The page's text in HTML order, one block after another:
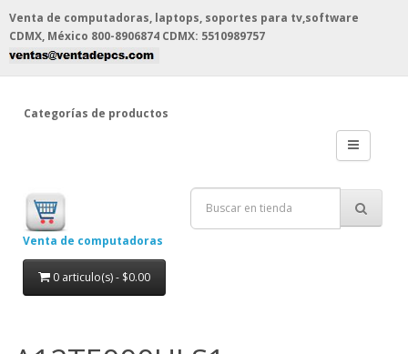
Venta de computadoras, laptops, soportes para tv,software
CDMX, México 800-8906874 CDMX: 5510989757
Categorías de productos
Venta de computadoras
0 articulo(s) - $0.00